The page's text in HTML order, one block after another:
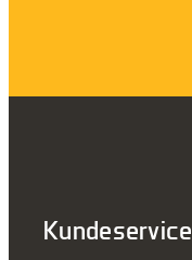
Kundeservice